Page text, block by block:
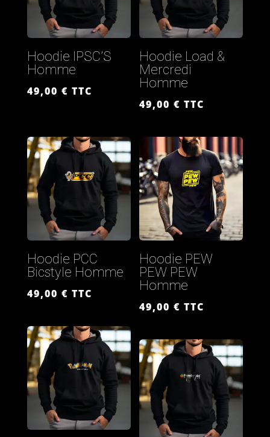
Hoodie IPSC’S
Homme
49,00 € TTC
Hoodie Load &
Mercredi
Homme
49,00€ TTC
Hoodie PCC
Bicstyle Homme
49,00 € TTC
Hoodie PEW
PEW PEW
Homme
49,00€ TTC